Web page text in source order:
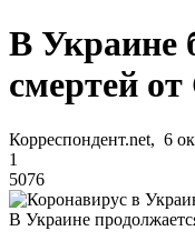
В Украине
смертей
Корреспондент.net, 6
1
5076
В Украине